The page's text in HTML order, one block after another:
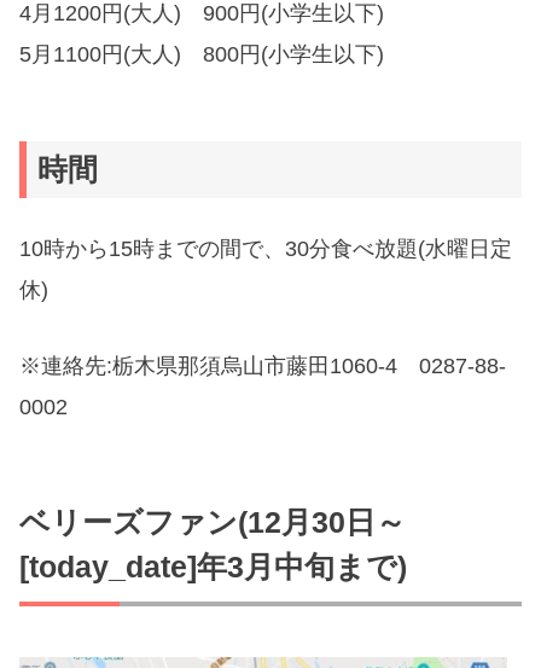
4月1200円(大人) 900円(小学生以下)
5月1100円(大人) 800円(小学生以下)
時間
10時から15時までの間で、30分食べ放題(水曜日定
休)
※連絡先:栃木県那須烏山市藤田1060-4 0287-88-
0002
ベリーズファン(12月30日～
[today_date]年3月中旬まで)